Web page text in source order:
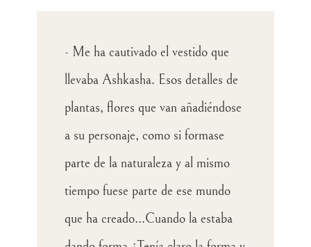
- Me ha cautivado el vestido que
llevaba Ashkasha. Esos detalles de
plantas, flores que van añadiéndose
a su personaje, como si formase
parte de la naturaleza y al mismo
tiempo fuese parte de ese mundo
que ha creado...Cuando la estaba